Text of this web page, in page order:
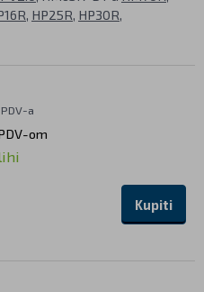
, HP25R, HP30R,
a
om
Kupiti